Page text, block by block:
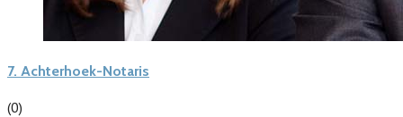
7. Achterhoek-Notaris
(0)